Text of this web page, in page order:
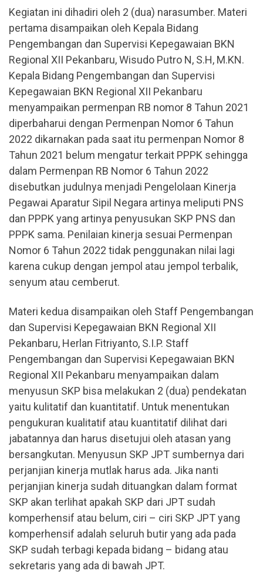
Kegiatan ini dihadiri oleh 2 (dua) narasumber. Materi
pertama disampaikan oleh Kepala Bidang
Pengembangan dan Supervisi Kepegawaian BKN
Regional XII Pekanbaru, Wisudo Putro N, S.H, M.KN.
Kepala Bidang Pengembangan dan Supervisi
Kepegawaian BKN Regional XII Pekanbaru
menyampaikan permenpan RB nomor 8 Tahun 2021
diperbaharui dengan Permenpan Nomor 6 Tahun
2022 dikarnakan pada saat itu permenpan Nomor 8
Tahun 2021 belum mengatur terkait PPPK sehingga
dalam Permenpan RB Nomor 6 Tahun 2022
disebutkan judulnya menjadi Pengelolaan Kinerja
Pegawai Aparatur Sipil Negara artinya meliputi PNS
dan PPPK yang artinya penyusukan SKP PNS dan
PPPK sama. Penilaian kinerja sesuai Permenpan
Nomor 6 Tahun 2022 tidak penggunakan nilai lagi
karena cukup dengan jempol atau jempol terbalik,
senyum atau cemberut.
Materi kedua disampaikan oleh Staff Pengembangan
dan Supervisi Kepegawaian BKN Regional XII
Pekanbaru, Herlan Fitriyanto, S.I.P. Staff
Pengembangan dan Supervisi Kepegawaian BKN
Regional XII Pekanbaru menyampaikan dalam
menyusun SKP bisa melakukan 2 (dua) pendekatan
yaitu kulitatif dan kuantitatif. Untuk menentukan
pengukuran kualitatif atau kuantitatif dilihat dari
jabatannya dan harus disetujui oleh atasan yang
bersangkutan. Menyusun SKP JPT sumbernya dari
perjanjian kinerja mutlak harus ada. Jika nanti
perjanjian kinerja sudah dituangkan dalam format
SKP akan terlihat apakah SKP dari JPT sudah
komperhensif atau belum, ciri – ciri SKP JPT yang
komperhensif adalah seluruh butir yang ada pada
SKP sudah terbagi kepada bidang – bidang atau
sekretaris yang ada di bawah JPT.